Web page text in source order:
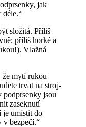
jak
déle.“
složitá. Příliš
příliš horké a
Vlažná
že mytí rukou
trvat na stroj-
podprsenky jsou
zaseknutí
je umístit do
v bezpečí.“